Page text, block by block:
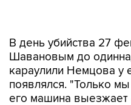
караулили Немцова у
появлялся. "Только мы
его машина выезжает
ним", - добавил он.